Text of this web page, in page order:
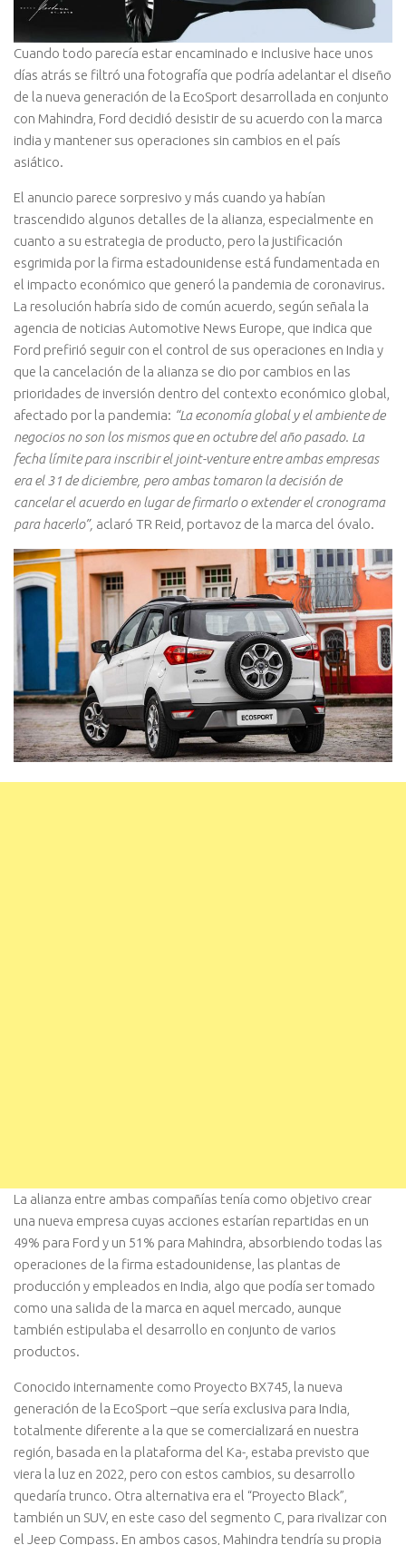
Cuando todo parecía estar encaminado e inclusive hace unos
días atrás se filtró una fotografía que podría adelantar el diseño
de la nueva generación de la EcoSport desarrollada en conjunto
con Mahindra, Ford decidió desistir de su acuerdo con la marca
india y mantener sus operaciones sin cambios en el país
asiático.
El anuncio parece sorpresivo y más cuando ya habían
trascendido algunos detalles de la alianza, especialmente en
cuanto a su estrategia de producto, pero la justificación
esgrimida por la firma estadounidense está fundamentada en
el impacto económico que generó la pandemia de coronavirus.
La resolución habría sido de común acuerdo, según señala la
agencia de noticias Automotive News Europe, que indica que
Ford prefirió seguir con el control de sus operaciones en India y
que la cancelación de la alianza se dio por cambios en las
prioridades de inversión dentro del contexto económico global,
afectado por la pandemia: “La economía global y el ambiente de
negocios no son los mismos que en octubre del año pasado. La
fecha límite para inscribir el joint-venture entre ambas empresas
era el 31 de diciembre, pero ambas tomaron la decisión de
cancelar el acuerdo en lugar de firmarlo o extender el cronograma
para hacerlo”, aclaró TR Reid, portavoz de la marca del óvalo.
La alianza entre ambas compañías tenía como objetivo crear
una nueva empresa cuyas acciones estarían repartidas en un
49% para Ford y un 51% para Mahindra, absorbiendo todas las
operaciones de la firma estadounidense, las plantas de
producción y empleados en India, algo que podía ser tomado
como una salida de la marca en aquel mercado, aunque
también estipulaba el desarrollo en conjunto de varios
productos.
Conocido internamente como Proyecto BX745, la nueva
generación de la EcoSport –que sería exclusiva para India,
totalmente diferente a la que se comercializará en nuestra
región, basada en la plataforma del Ka-, estaba previsto que
viera la luz en 2022, pero con estos cambios, su desarrollo
quedaría trunco. Otra alternativa era el “Proyecto Black”,
también un SUV, en este caso del segmento C, para rivalizar con
el Jeep Compass. En ambos casos, Mahindra tendría su propia